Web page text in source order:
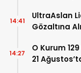
UltraAslan
Gözaltına
14:41
O Kurum
21
14:27